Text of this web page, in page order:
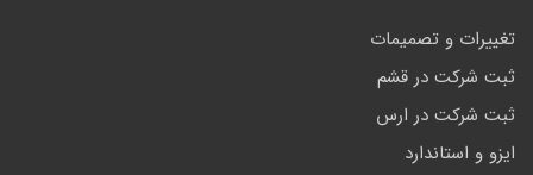
تغییرات و تصمیمات
ثبت شرکت در قشم
ثبت شرکت در ارس
ایزو و استاندارد